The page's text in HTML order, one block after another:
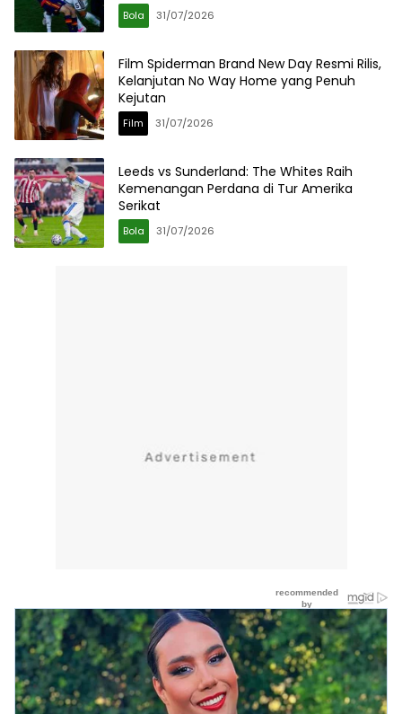
Bola 31/07/2026
Film Spiderman Brand New Day Resmi Rilis,
Kelanjutan No Way Home yang Penuh
Kejutan
Film 31/07/2026
Leeds vs Sunderland: The Whites Raih
Kemenangan Perdana di Tur Amerika
Serikat
Bola 31/07/2026